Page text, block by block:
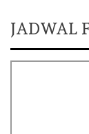
JADWAL